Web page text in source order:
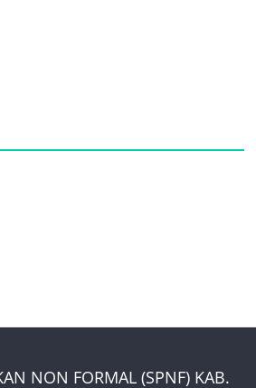
NON FORMAL (SPNF) KAB.